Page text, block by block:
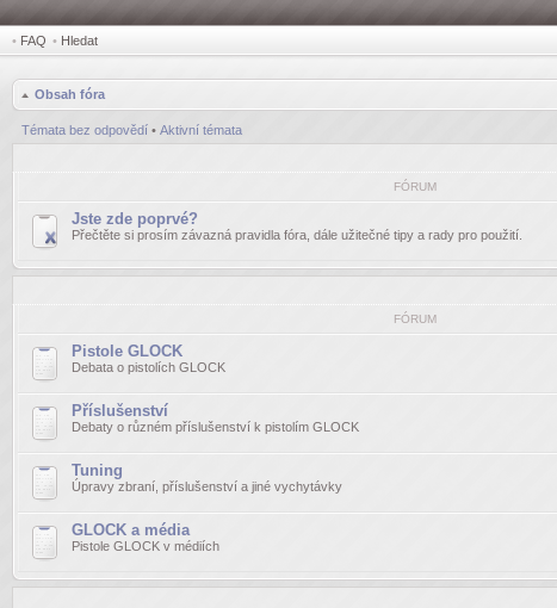
• FAQ • Hledat
Obsah fóra
Témata bez odpovědí • Aktivní témata
FÓRUM
Jste zde poprvé?
Přečtěte si prosím závazná pravidla fóra, dále užitečné tipy a rady pro použití.
FÓRUM
Pistole GLOCK
Debata o pistolích GLOCK
Příslušenství
Debaty o různém příslušenství k pistolím GLOCK
Tuning
Úpravy zbraní, příslušenství a jiné vychytávky
GLOCK a média
Pistole GLOCK v médiích